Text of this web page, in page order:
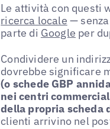
Le attività con questi
ricerca locale —
parte di Google per
Condividere un
dovrebbe significare
(o schede GBP
nei centri
della propria scheda
clienti arrivino nel